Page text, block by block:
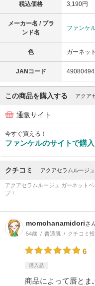
税込価格 3,190円
メーカー名 / ブラ
ンド名
ファンケ
色 ガーネッ
JANコード
この商品を購入する アクア
通販サイト
今すぐ買える！
ファンケルのサイトで購入
クチコミ アクアセラムルージュ
アクアセラムルージュ ガーネット
プ！
momohanamidoriさ
54歳 普通肌 クチコミ
6
購入品
商品によって唇とま